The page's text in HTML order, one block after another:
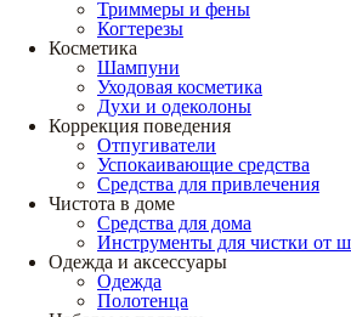
Триммеры и фены
Когтерезы
Косметика
Шампуни
Уходовая косметика
Духи и одеколоны
Коррекция поведения
Отпугиватели
Успокаивающие средства
Средства для привлечения
Чистота в доме
Средства для дома
Инструменты для чистки от
Одежда и аксессуары
Одежда
Полотенца